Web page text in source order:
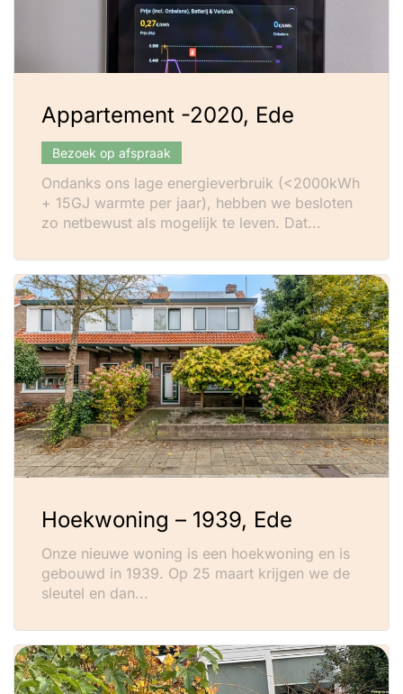
Appartement -2020, Ede
Bezoek op afspraak
Ondanks ons lage energieverbruik (<2000kWh
+ 15GJ warmte per jaar), hebben we besloten
zo netbewust als mogelijk te leven. Dat...
Hoekwoning – 1939, Ede
Onze nieuwe woning is een hoekwoning en is
gebouwd in 1939. Op 25 maart krijgen we de
sleutel en dan...